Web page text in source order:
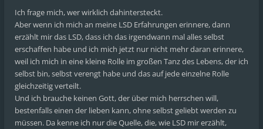
Ich frage mich, wer wirklich dahintersteckt.
Aber wenn ich mich an meine LSD Erfahrungen erinnere, dann
erzählt mir das LSD, dass ich das irgendwann mal alles selbst
erschaffen habe und ich mich jetzt nur nicht mehr daran erinnere,
weil ich mich in eine kleine Rolle im großen Tanz des Lebens, der ich
selbst bin, selbst verengt habe und das auf jede einzelne Rolle
gleichzeitig verteilt.
Und ich brauche keinen Gott, der über mich herrschen will,
bestenfalls einen der lieben kann, ohne selbst geliebt werden zu
müssen. Da kenne ich nur die Quelle, die, wie LSD mir erzählt,